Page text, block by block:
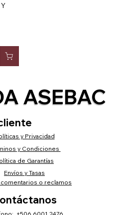
ASEBAC
y Privacidad
y Condiciones
Envíos y Tasas
de Garantías
comentarios o reclamos